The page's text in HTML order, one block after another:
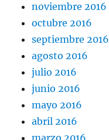
noviembre 2016
octubre 2016
septiembre 2016
agosto 2016
julio 2016
junio 2016
mayo 2016
abril 2016